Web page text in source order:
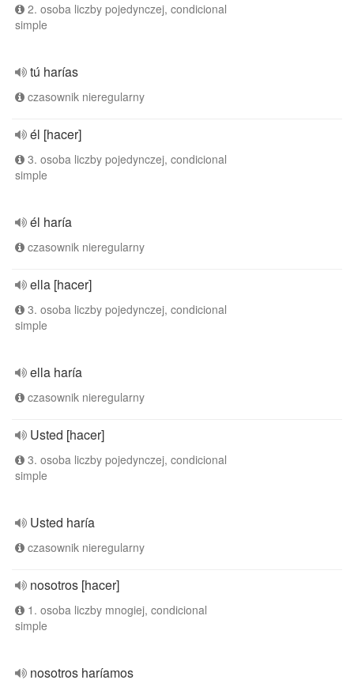
2. osoba liczby pojedynczej, condicional
simple
tú harías
czasownik nieregularny
él [hacer]
3. osoba liczby pojedynczej, condicional
simple
él haría
czasownik nieregularny
ella [hacer]
3. osoba liczby pojedynczej, condicional
simple
ella haría
czasownik nieregularny
Usted [hacer]
3. osoba liczby pojedynczej, condicional
simple
Usted haría
czasownik nieregularny
nosotros [hacer]
1. osoba liczby mnogiej, condicional
simple
nosotros haríamos